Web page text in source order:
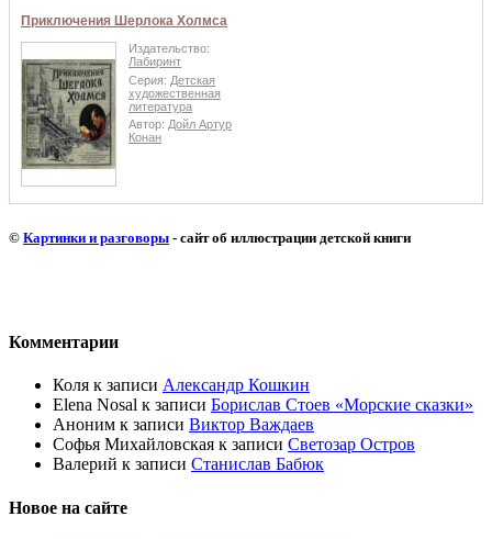
Приключения Шерлока Холмса
Издательство:
Лабиринт
Серия: Детская
художественная
литература
Автор: Дойл Артур
Конан
© Картинки и разговоры - сайт об иллюстрации детской книги
Комментарии
Коля к записи Александр Кошкин
Elena Nosal к записи Борислав Стоев «Морские сказки»
Аноним к записи Виктор Важдаев
Софья Михайловская к записи Светозар Остров
Валерий к записи Станислав Бабюк
Новое на сайте